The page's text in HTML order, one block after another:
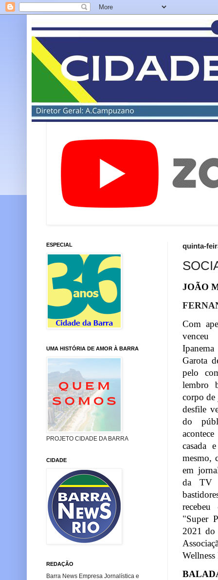
quinta-
JOÃO
Com
Garota
pelo
lembro
corpo de
desfile
do
casadae
mesmo,
em
da TV
"Super
2021 do
ESPECIAL
UMA HISTÓRIA DE AMOR À BARRA
PROJETO CIDADE DA BARRA
CIDADE
REDAÇÃO
Barra News Empresa Jornalística e